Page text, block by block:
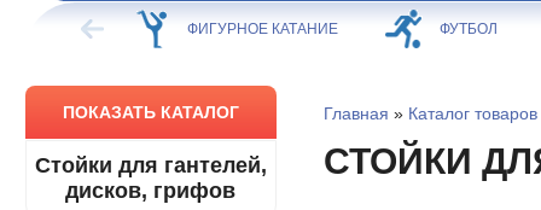
ХОККЕЙ ФИГУРНОЕ КАТАНИЕ ФУТБОЛ
ПОКАЗАТЬ КАТАЛОГ
Стойки для гантелей,
дисков, грифов
Главная » Каталог товаров
СТОЙКИ